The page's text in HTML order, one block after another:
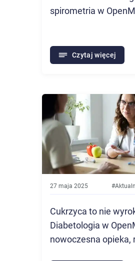
spirometria w
Czytaj więcej
27 maja 2025 #
Cukrzyca to nie
Diabetologia w
nowoczesna opieka,